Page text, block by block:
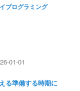
プログラミング
01-01
る準備する時期に